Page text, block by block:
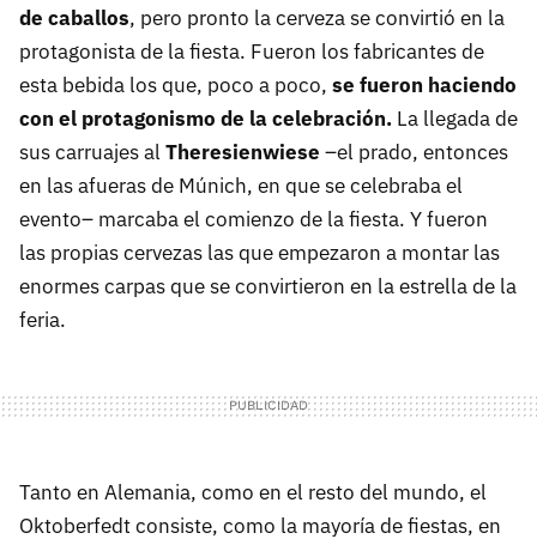
de caballos, pero pronto la cerveza se convirtió en la
protagonista de la fiesta. Fueron los fabricantes de
esta bebida los que, poco a poco, se fueron haciendo
con el protagonismo de la celebración. La llegada de
sus carruajes al Theresienwiese –el prado, entonces
en las afueras de Múnich, en que se celebraba el
evento– marcaba el comienzo de la fiesta. Y fueron
las propias cervezas las que empezaron a montar las
enormes carpas que se convirtieron en la estrella de la
feria.
Tanto en Alemania, como en el resto del mundo, el
Oktoberfedt consiste, como la mayoría de fiestas, en